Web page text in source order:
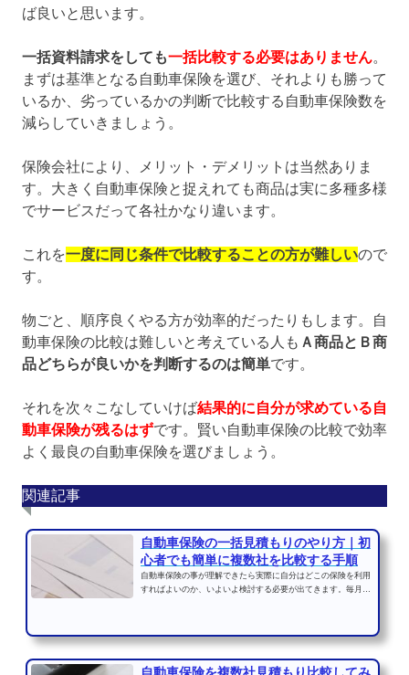
ば良いと思います。
一括資料請求をしても一括比較する必要はありません。
まずは基準となる自動車保険を選び、それよりも勝って
いるか、劣っているかの判断で比較する自動車保険数を
減らしていきましょう。
保険会社により、メリット・デメリットは当然ありま
す。大きく自動車保険と捉えれても商品は実に多種多様
でサービスだって各社かなり違います。
これを一度に同じ条件で比較することの方が難しいので
す。
物ごと、順序良くやる方が効率的だったりもします。自
動車保険の比較は難しいと考えている人も Ａ商品とＢ商
品どちらが良いかを判断するのは簡単です。
それを次々こなしていけば結果的に自分が求めている自
動車保険が残るはずです。賢い自動車保険の比較で効率
よく最良の自動車保険を選びましょう。
関連記事
自動車保険の一括見積もりのやり方｜初
心者でも簡単に複数社を比較する手順
自動車保険の事が理解できたら実際に自分はどこの保険を利用
すればよいのか、いよいよ検討する必要が出てきます。毎月支